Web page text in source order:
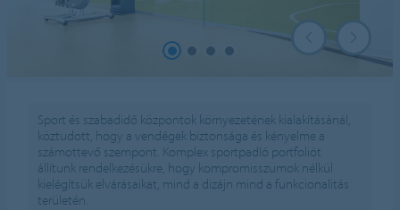
Sport és szabadidő központok környezetének kialakításánál,
köztudott, hogy a vendégek biztonsága és kényelme a
számottevő szempont. Komplex sportpadló portfoliót
állítunk rendelkezésükre, hogy kompromisszumok nélkül
kielégítsük elvárásaikat, mind a dizájn mind a funkcionalitás
területén.